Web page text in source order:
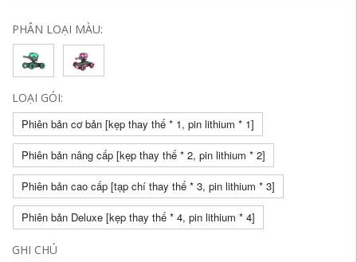
PHÂN LOẠI MÀU:
LOẠI GÓI:
Phiên bản cơ bản [kẹp thay thế * 1, pin lithium * 1]
Phiên bản nâng cấp [kẹp thay thế * 2, pin lithium * 2]
Phiên bản cao cấp [tạp chí thay thế * 3, pin lithium * 3]
Phiên bản Deluxe [kẹp thay thế * 4, pin lithium * 4]
GHI CHÚ